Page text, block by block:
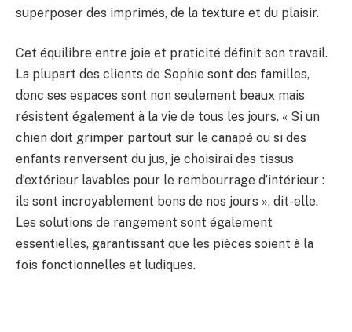
superposer des imprimés, de la texture et du plaisir.
Cet équilibre entre joie et praticité définit son travail.
La plupart des clients de Sophie sont des familles,
donc ses espaces sont non seulement beaux mais
résistent également à la vie de tous les jours. « Si un
chien doit grimper partout sur le canapé ou si des
enfants renversent du jus, je choisirai des tissus
d’extérieur lavables pour le rembourrage d’intérieur :
ils sont incroyablement bons de nos jours », dit-elle.
Les solutions de rangement sont également
essentielles, garantissant que les pièces soient à la
fois fonctionnelles et ludiques.